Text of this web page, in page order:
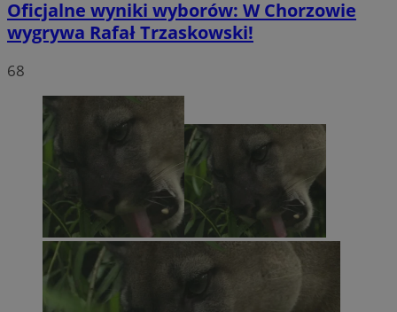
Oficjalne wyniki wyborów: W Chorzowie
wygrywa Rafał Trzaskowski!
68